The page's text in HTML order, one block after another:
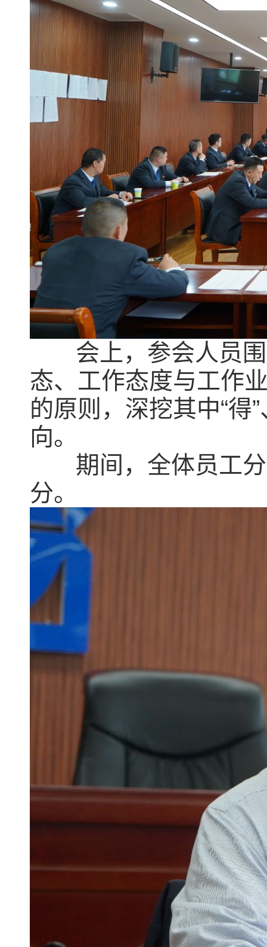
会上，参会人员围
态、工作态度与工作
的原则，深挖其中“得
向。
期间，全体员工分
分。